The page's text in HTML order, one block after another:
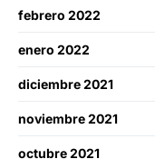
febrero 2022
enero 2022
diciembre 2021
noviembre 2021
octubre 2021